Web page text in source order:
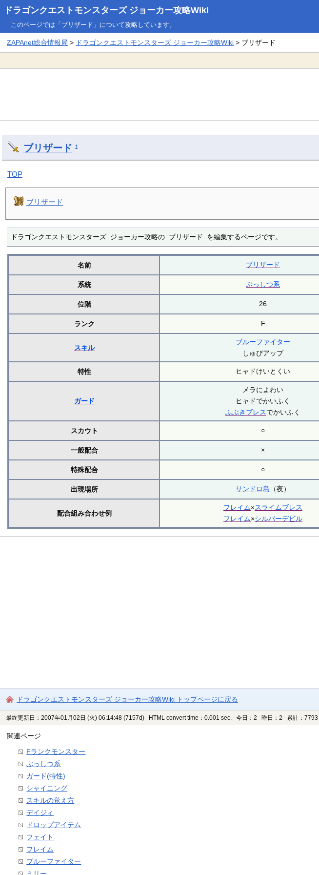
ドラゴンクエストモンスターズ ジョーカー攻略Wiki
このページでは「ブリザード」について攻略しています。
ZAPAnet総合情報局 > ドラゴンクエストモンスターズ ジョーカー攻略Wiki > ブリザード
ブリザード †
TOP
ブリザード
ドラゴンクエストモンスターズ ジョーカー攻略の ブリザード を編集するページです。
名前 ブリザード
系統 ぶっしつ系
位階 26
ランク F
スキル
ブルーファイター
しゅびアップ
特性 ヒャドけいとくい
ガード
メラによわい
ヒャドでかいふく
ふぶき ブレスでかいふく
スカウト ○
一般配合 ×
特殊配合 ○
出現場所 サンドロ島 （夜）
配合組み合わせ例
フレイム×スライムブレス
フレイム×シルバーデビル
ドラゴンクエストモンスターズ ジョーカー攻略Wiki トップページに戻る
最終更新日：2007年01月02日 (火) 06:14:48 (7157d) HTML convert time：0.001 sec. 今日：2 昨日：2 累計：7793
関連ページ
Fランクモンスター
ぶっしつ系
ガード(特性)
シャイニング
スキルの覚え方
デイジィ
ドロップアイテム
フェイト
フレイム
ブルーファイター